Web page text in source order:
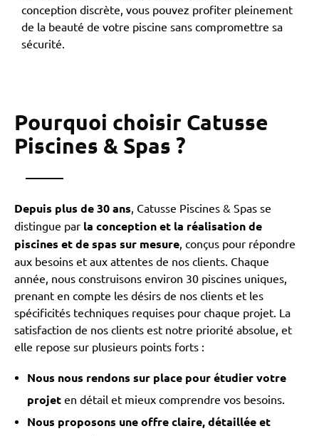
conception discrète, vous pouvez profiter pleinement
de la beauté de votre piscine sans compromettre sa
sécurité.
Pourquoi choisir Catusse
Piscines & Spas ?
Depuis plus de 30 ans, Catusse Piscines & Spas se
distingue par la conception et la réalisation de
piscines et de spas sur mesure, conçus pour répondre
aux besoins et aux attentes de nos clients. Chaque
année, nous construisons environ 30 piscines uniques,
prenant en compte les désirs de nos clients et les
spécificités techniques requises pour chaque projet. La
satisfaction de nos clients est notre priorité absolue, et
elle repose sur plusieurs points forts :
Nous nous rendons sur place pour étudier votre
projeten détail et mieux comprendre vos besoins.
Nous proposons une offre claire, détaillée et